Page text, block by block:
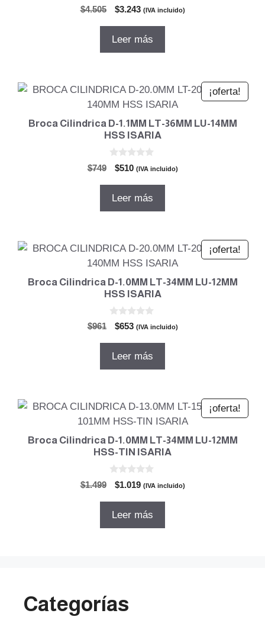
$4.505
El
original
$3.243El
actual
(IVA incluido)
Leer más
¡oferta!
Broca Cilindrica D-1.1MM LT-36MM LU-14MM
HSS ISARIA
$749
El
original
$510El
actual
(IVA incluido)
Leer más
¡oferta!
Broca Cilindrica D-1.0MM LT-34MM LU-12MM
HSS ISARIA
$961
El
original
$653El
actual
(IVA incluido)
Leer más
¡oferta!
Broca Cilindrica D-1.0MM LT-34MM LU-12MM
HSS-TIN ISARIA
$1.499
El
original
$1.019El
actual
(IVA incluido)
Leer más
Categorías